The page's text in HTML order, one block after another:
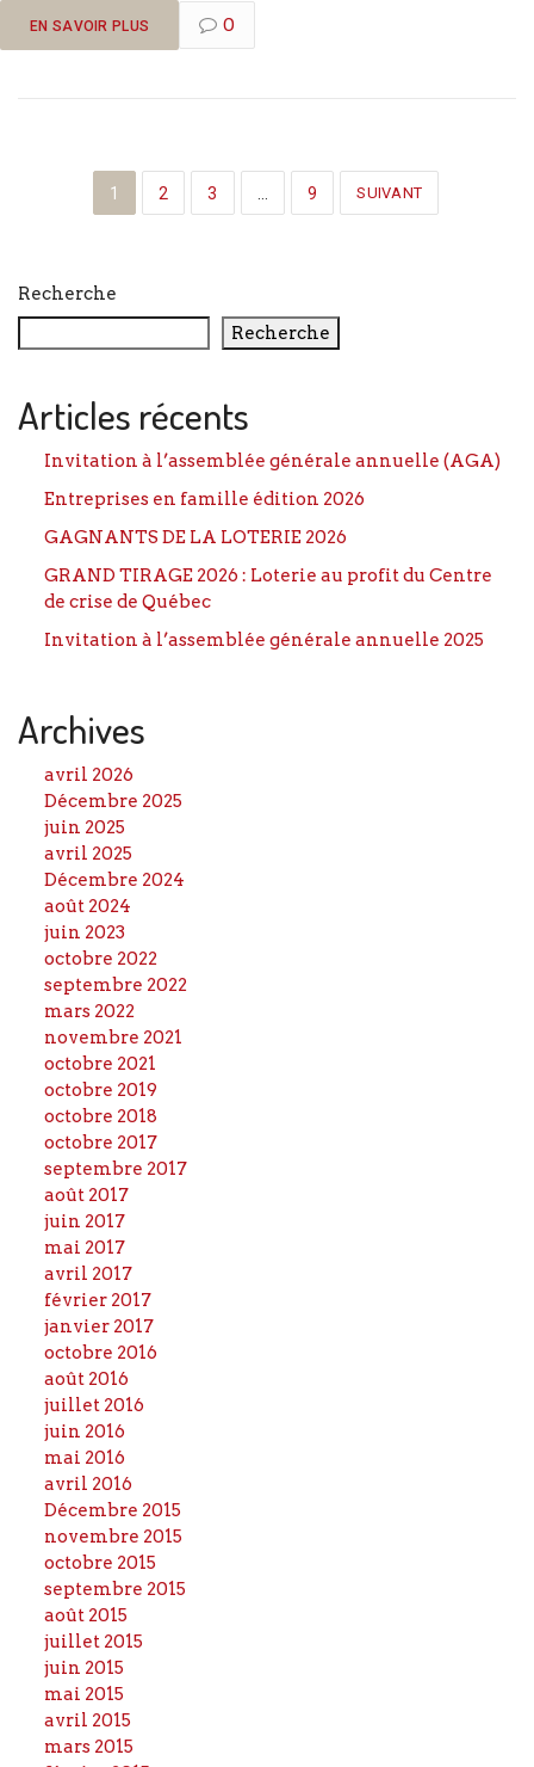
EN SAVOIR PLUS 0
1 2 3 9 SUIVANT
Recherche
Recherche
Articles récents
Invitation à l’assemblée générale annuelle (AGA)
Entreprises en famille édition 2026
GAGNANTS DE LA LOTERIE 2026
GRAND TIRAGE 2026 : Loterie au profit du Centre
de crise de Québec
Invitation à l’assemblée générale annuelle 2025
Archives
avril 2026
Décembre 2025
juin 2025
avril 2025
Décembre 2024
août 2024
juin 2023
octobre 2022
septembre 2022
mars 2022
novembre 2021
octobre 2021
octobre 2019
octobre 2018
octobre 2017
septembre 2017
août 2017
juin 2017
mai 2017
avril 2017
février 2017
janvier 2017
octobre 2016
août 2016
juillet 2016
juin 2016
mai 2016
avril 2016
Décembre 2015
novembre 2015
octobre 2015
septembre 2015
août 2015
juillet 2015
juin 2015
mai 2015
avril 2015
mars 2015